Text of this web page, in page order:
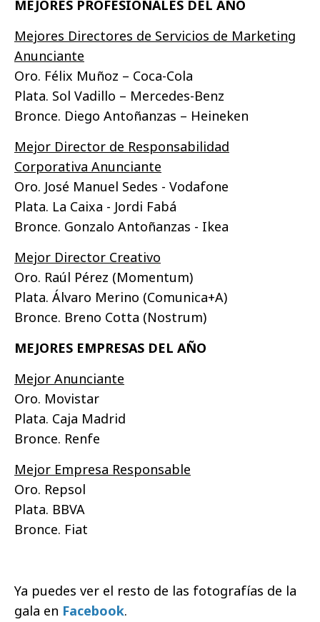
MEJORES PROFESIONALES DEL AÑO
Mejores Directores de Servicios de Marketing
Anunciante
Oro. Félix Muñoz – Coca-Cola
Plata. Sol Vadillo – Mercedes-Benz
Bronce. Diego Antoñanzas – Heineken
Mejor Director de Responsabilidad
Corporativa Anunciante
Oro. José Manuel Sedes - Vodafone
Plata. La Caixa - Jordi Fabá
Bronce. Gonzalo Antoñanzas - Ikea
Mejor Director Creativo
Oro. Raúl Pérez (Momentum)
Plata. Álvaro Merino (Comunica+A)
Bronce. Breno Cotta (Nostrum)
MEJORES EMPRESAS DEL AÑO
Mejor Anunciante
Oro. Movistar
Plata. Caja Madrid
Bronce. Renfe
Mejor Empresa Responsable
Oro. Repsol
Plata. BBVA
Bronce. Fiat
Ya puedes ver el resto de las fotografías de la
gala en Facebook.